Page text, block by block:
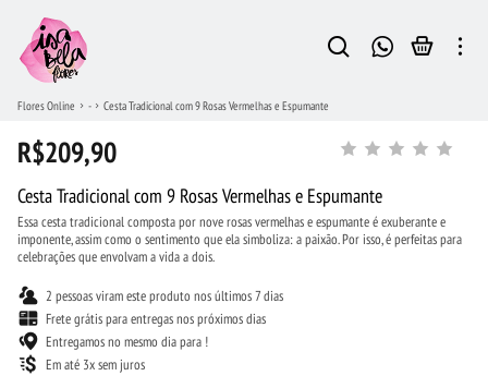
Flores Online - Cesta Tradicional com 9 Rosas Vermelhas e Espumante
R$209,90
Cesta Tradicional com 9 Rosas Vermelhas e Espumante
Essa cesta tradicional composta por nove rosas vermelhas e espumante é exuberante e
imponente, assim como o sentimento que ela simboliza: a paixão. Por isso, é perfeitas para
celebrações que envolvam a vida a dois.
2 pessoas viram este produto nos últimos 7 dias
Frete grátis para entregas nos próximos dias
Entregamos no mesmo dia para !
Em até 3x sem juros